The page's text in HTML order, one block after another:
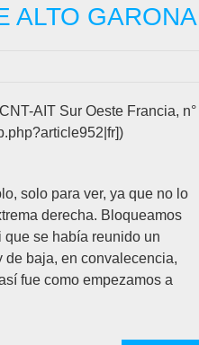
ALTO GARONA
AIT Sur Oeste Francia, n°
solo para ver, ya que no lo
derecha. Bloqueamos
que se había reunido un
de baja, en convalecencia,
fue como empezamos a